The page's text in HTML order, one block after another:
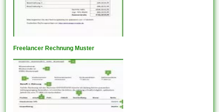
Freelancer Rechnung Muster